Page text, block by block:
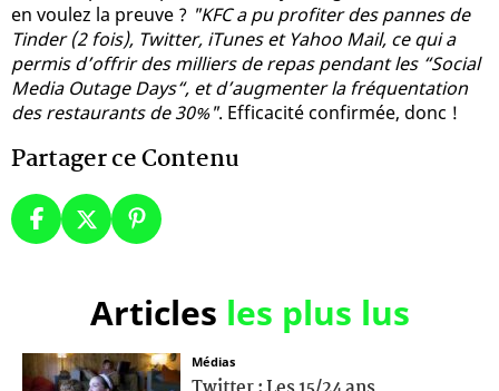
en voulez la preuve ? "KFC a pu profiter des pannes de
Tinder (2 fois), Twitter, iTunes et Yahoo Mail, ce qui a
permis d’offrir des milliers de repas pendant les “Social
Media Outage Days“, et d’augmenter la fréquentation
des restaurants de 30%". Efficacité confirmée, donc !
Partager ce Contenu
Articles les plus lus
Médias